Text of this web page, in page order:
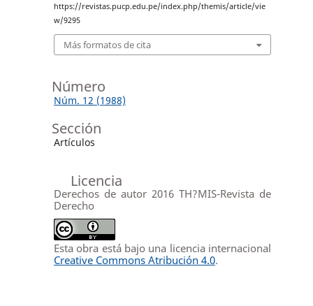
https://revistas.pucp.edu.pe/index.php/themis/article/vie
w/9295
Más formatos de cita
Número
Núm. 12 (1988)
Sección
Artículos
Licencia
Derechos de autor 2016 TH?MIS-Revista de
Derecho
Esta obra está bajo una licencia internacional
Creative Commons Atribución 4.0.